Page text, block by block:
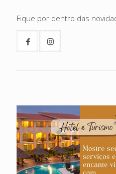
Fique por dentro das